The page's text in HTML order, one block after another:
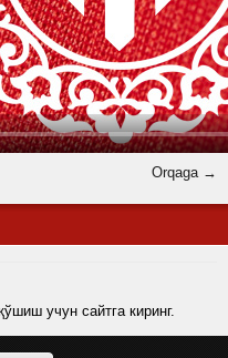
Orqaga →
учун сайтга киринг.